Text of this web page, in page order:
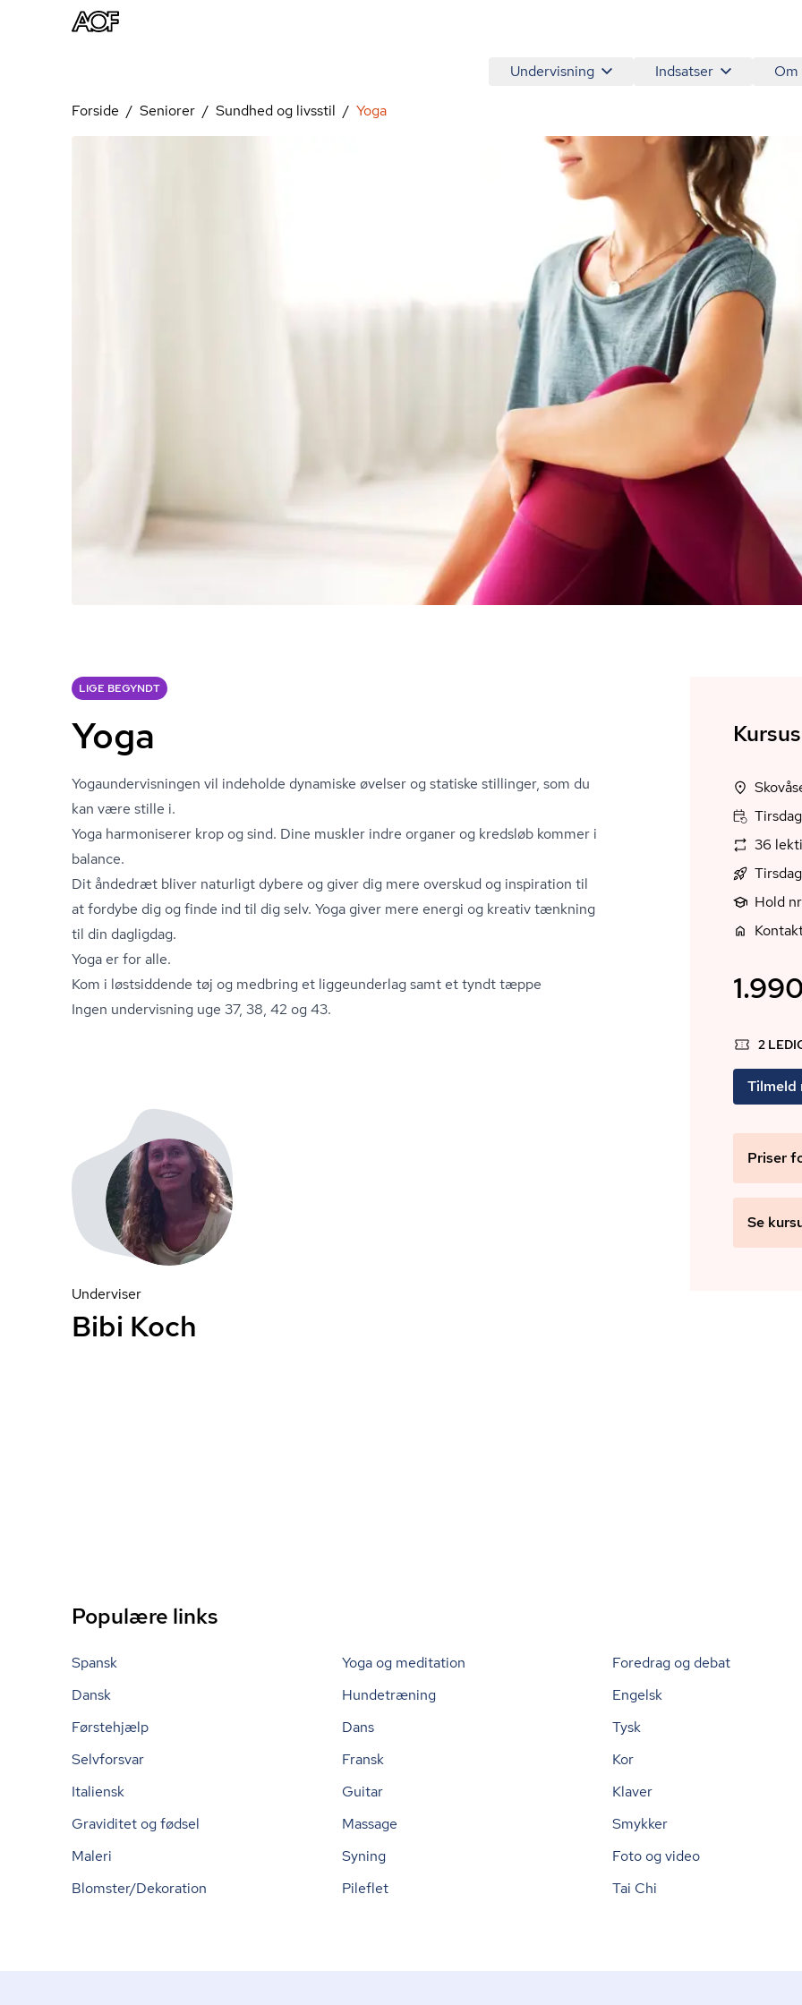
Undervisning Indsatser Om
Forside Seniorer Sundhed og livsstil Yoga
LIGE BEGYNDT
Yoga
Yo­gaun­der­vis­nin­gen vil indeholde dynamiske øvelser og statiske stillinger, som du
kan være stille i.
Yoga harmoniserer krop og sind. Dine muskler indre organer og kredsløb kommer i
balance.
Dit åndedræt bliver naturligt dybere og giver dig mere overskud og inspiration til
at fordybe dig og finde ind til dig selv. Yoga giver mere energi og kreativ tænkning
til din dagligdag.
Yoga er for alle.
Kom i løstsiddende tøj og medbring et liggeunderlag samt et tyndt tæppe
Ingen undervisning uge 37, 38, 42 og 43.
36
Hold
2
Tilmeld
Priser
Se
Underviser
Bibi Koch
Populære links
Spansk Yoga og meditation Foredrag og debat
Dansk
Hundetræning Engelsk
Førstehjælp
Dans Tysk
Selvforsvar
Fransk Kor
Italiensk
Guitar Klaver
Graviditet og fødsel
Massage Smykker
Maleri
Syning Foto og video
Blomster/Dekoration
Pileflet Tai Chi